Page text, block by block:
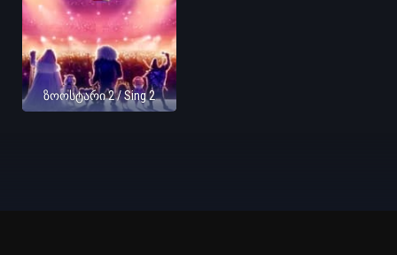
ზოოსტარი 2 / Sing 2